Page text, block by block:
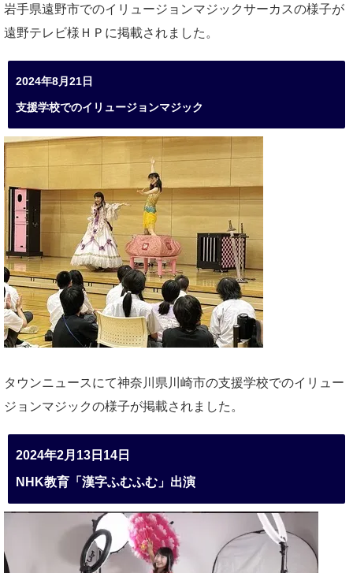
岩手県遠野市でのイリュージョンマジックサーカスの様子が
遠野テレビ様ＨＰに掲載されました。
2024年8月21日
支援学校でのイリュージョンマジック
タウンニュースにて神奈川県川崎市の支援学校でのイリュー
ジョンマジックの様子が掲載されました。
2024年2月13日14日
NHK教育「漢字ふむふむ」出演